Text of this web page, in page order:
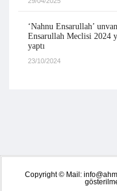
‘Nahnu Ensarullah’
Ensarullah Meclisi 2024
yaptı
23/10/2024
Copyright © Mail: